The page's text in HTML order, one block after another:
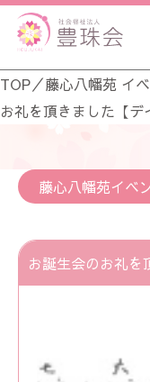
TOP／藤心八幡苑 イ
お礼を頂きました【デ
藤心八幡苑イベ
お誕生会のお礼を